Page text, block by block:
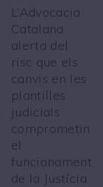
L’Advocacia
Catalana
alerta del
risc que els
canvis en les
plantilles
judicials
comprometin
el
funcionament
de la Justícia